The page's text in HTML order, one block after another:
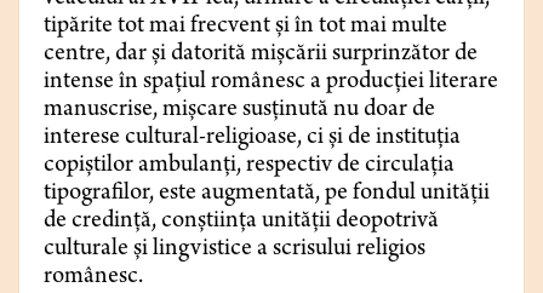
tipărite tot mai frecvent și în tot mai multe
centre, dar și datorită mișcării surprinzător de
intense în spațiul românesc a producției literare
manuscrise, mișcare susținută nu doar de
interese cultural-religioase, ci și de instituția
copiștilor ambulanți, respectiv de circulația
tipografilor, este augmentată, pe fondul unității
de credință, conștiința unității deopotrivă
culturale și lingvistice a scrisului religios
românesc.